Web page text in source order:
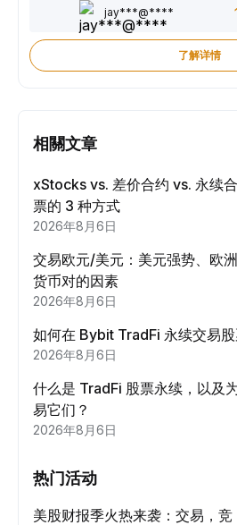
jay***@****
了解详情
相關文章
xStocks vs. 差价合约 vs. 永续
票的 3 种方式
2026年8月6日
交易欧元/美元：美元强势、欧
货币对的因素
2026年8月6日
如何在 Bybit TradFi 永续交易
2026年8月6日
什么是 TradFi 股票永续，以及
易它们？
2026年8月6日
热门活动
美股财报季火热来袭：交易，竞